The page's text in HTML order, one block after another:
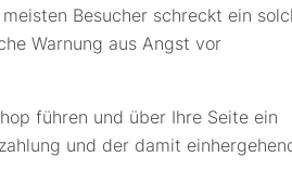
Besucher schreckt ein
Warnung aus Angst vor
führen und über Ihre Seite ein
und der damit